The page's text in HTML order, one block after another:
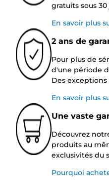
gratuits sous
En savoir plus
2 ans de
Pour plus de
d'une période
Des
En savoir plus
Une vaste
Découvrez
produits au
exclusivités du
Pourquoi